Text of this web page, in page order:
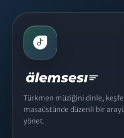
Türkmen müziğini dinle,
masaüstünde düzenli bir
yönet.